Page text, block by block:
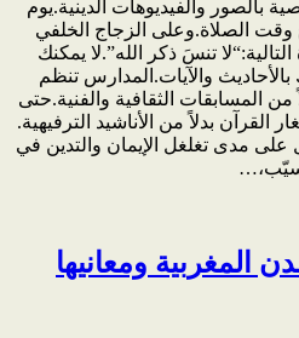
والفيديوهات الدينية.يوم
وقت الصلاة.وعلى الزجاج الخلفي
تنسَ ذكر الله”.لا يمكنك
والآيات.المدارس تنظم
المسابقات الثقافية والفنية.حتى
القرآن بدلاً من الأناشيد الترفيهية.
مدى تغلغل الإيمان والتدين في
المغربية ومعانيها